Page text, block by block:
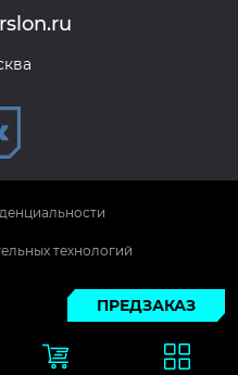
ПРЕДЗАКАЗ
права защищены.
технологий